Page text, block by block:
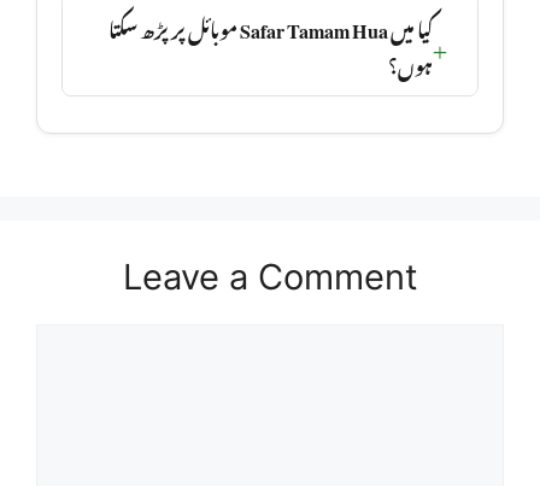
کیا میں Safar Tamam Hua موبائل پر پڑھ سکتا
ہوں؟
Leave a Comment